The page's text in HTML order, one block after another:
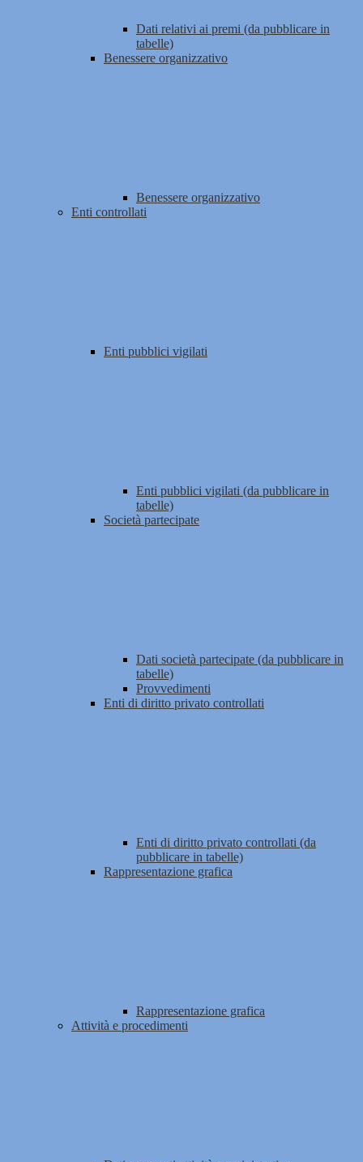
Dati relativi ai premi (da pubblicare in
tabelle)
Benessere organizzativo
Benessere organizzativo
Enti controllati
Enti pubblici vigilati
Enti pubblici vigilati (da pubblicare in
tabelle)
Società partecipate
Dati società partecipate (da pubblicare in
tabelle)
Provvedimenti
Enti di diritto privato controllati
Enti di diritto privato controllati (da
pubblicare in tabelle)
Rappresentazione grafica
Rappresentazione grafica
Attività e procedimenti